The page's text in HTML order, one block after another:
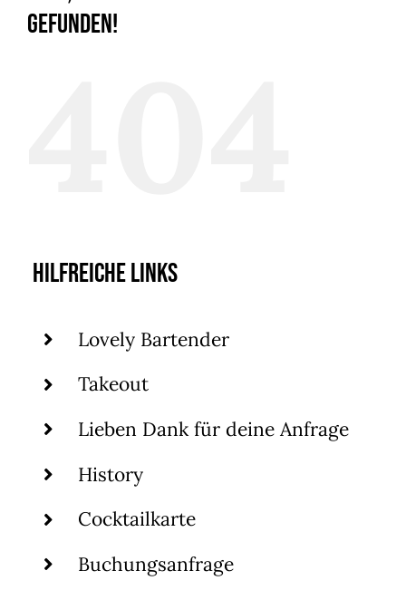
gefunden!
Hilfreiche Links
Lovely Bartender
Takeout
Lieben Dank für deine Anfrage
History
Cocktailkarte
Buchungsanfrage